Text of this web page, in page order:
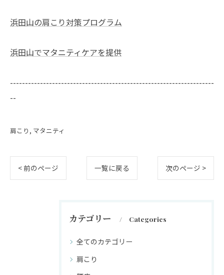
浜田山の肩こり対策プログラム
浜田山でマタニティケアを提供
--------------------------------------------------------------------
--
肩こり マタニティ
< 前のページ 一覧に戻る 次のページ >
カテゴリー Categories
全てのカテゴリー
肩こり